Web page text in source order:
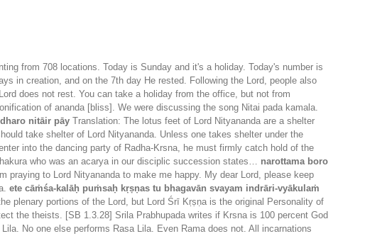
from 708 locations. Today is Sunday and it's a holiday. Today's number is
in creation, and on the 7th day He rested. Following the Lord, people also
does not rest. You can take a holiday from the office, but not from
of ananda [bliss]. We were discussing the song Nitai pada kamala.
nitāir pāy Translation: The lotus feet of Lord Nityananda are a shelter
take shelter of Lord Nityananda. Unless one takes shelter under the
into the dancing party of Radha-Krsna, he must firmly catch hold of the
who was an acarya in our disciplic succession states… narottama boro
to Lord Nityananda to make me happy. My dear Lord, please keep
ete cāṁśa-kalāḥ puṁsaḥ kṛṣṇas tu bhagavān svayam indrāri-vyākulaṁ
plenary portions of the Lord, but Lord Śrī Kṛṣṇa is the original Personality of
the theists. [SB 1.3.28] Srila Prabhupada writes if Krsna is 100 percent God
No one else performs Rasa Lila. Even Rama does not. All incarnations